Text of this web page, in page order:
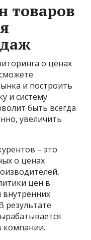
товаров
о ценах
и построить
и систему
быть всегда
увеличить
– это
о ценах
цен в
результате
компании.